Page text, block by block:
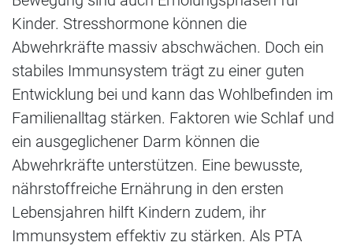
Kinder. Stresshormone können die
Abwehrkräfte massiv abschwächen. Doch ein
stabiles Immunsystem trägt zu einer guten
Entwicklung bei und kann das Wohlbefinden im
Familienalltag stärken. Faktoren wie Schlaf und
ein ausgeglichener Darm können die
Abwehrkräfte unterstützen. Eine bewusste,
nährstoffreiche Ernährung in den ersten
Lebensjahren hilft Kindern zudem, ihr
Immunsystem effektiv zu stärken. Als PTA